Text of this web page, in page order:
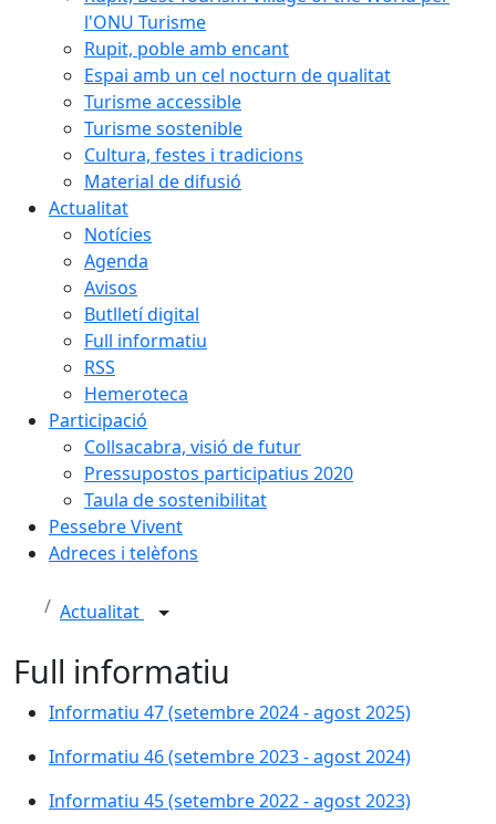
l'ONU Turisme
Rupit, poble amb encant
Espai amb un cel nocturn de qualitat
Turisme accessible
Turisme sostenible
Cultura, festes i tradicions
Material de difusió
Actualitat
Notícies
Agenda
Avisos
Butlletí digital
Full informatiu
RSS
Hemeroteca
Participació
Collsacabra, visió de futur
Pressupostos participatius 2020
Taula de sostenibilitat
Pessebre Vivent
Adreces i telèfons
Actualitat
Full informatiu
Informatiu 47 (setembre 2024 - agost 2025)
Informatiu 46 (setembre 2023 - agost 2024)
Informatiu 45 (setembre 2022 - agost 2023)